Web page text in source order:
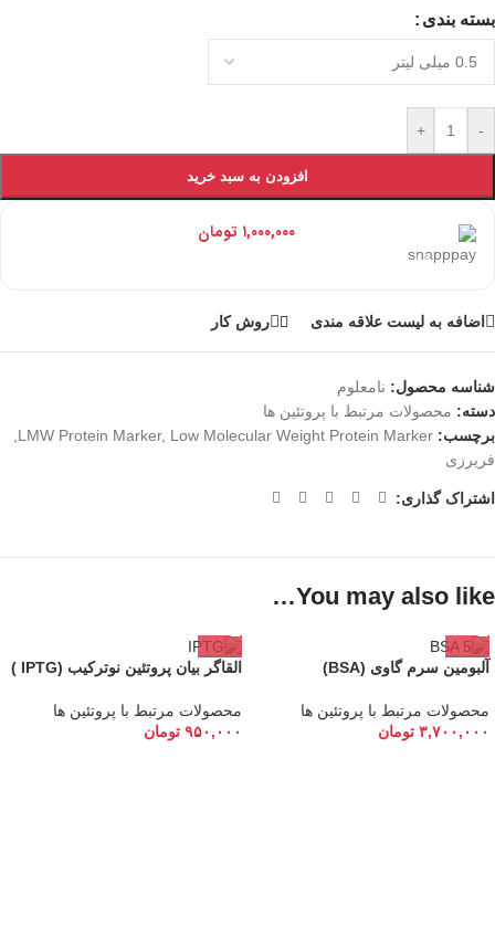
بسته بندی
-
+
افزودن به سبد خرید
۱,۰۰۰,۰۰۰ تومان
۴ قسط ماهانه. بدون سود، چک و ضامن.
اضافه به لیست علاقه مندی روش کار
شناسه محصول: نامعلوم
دسته: محصولات مرتبط با پروتئین ها
برچسب:
LMW Protein Marker, Low Molecular Weight Protein Marker
,
فریرزی
اشتراک گذاری:
You may also like…
آلبومین سرم گاوی (BSA)
محصولات مرتبط با پروتئین ها
۳,۷۰۰,۰۰۰ تومان
القاگر بیان پروتئین نوترکیب (IPTG )
محصولات مرتبط با پروتئین ها
۹۵۰,۰۰۰ تومان